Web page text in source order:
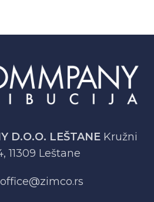
D.O.O. LEŠTANE Kružni
11309 Leštane
office@zimco.rs